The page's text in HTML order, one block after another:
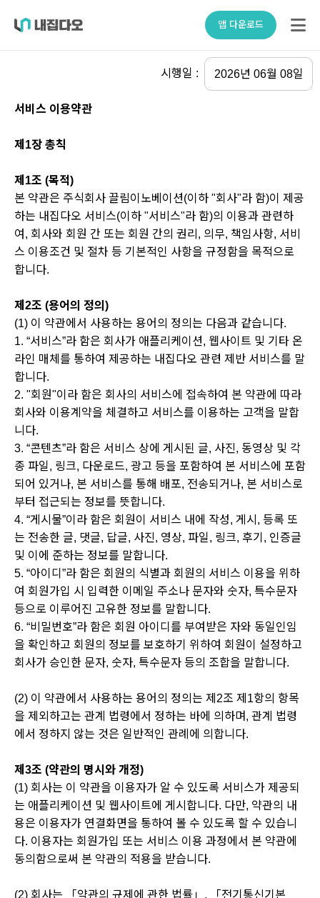
앱 다운로드
시행일 : 2026년 06월 08일
서비스 이용약관
제1장 총칙
제1조 (목적)
본 약관은 주식회사 끌림이노베이션(이하 "회사"라 함)이 제공
하는 내집다오 서비스(이하 "서비스"라 함)의 이용과 관련하
여, 회사와 회원 간 또는 회원 간의 권리, 의무, 책임사항, 서비
스 이용조건 및 절차 등 기본적인 사항을 규정함을 목적으로
합니다.
제2조 (용어의 정의)
(1) 이 약관에서 사용하는 용어의 정의는 다음과 같습니다.
1. “서비스”라 함은 회사가 애플리케이션, 웹사이트 및 기타 온
라인 매체를 통하여 제공하는 내집다오 관련 제반 서비스를 말
합니다.
2. "회원"이라 함은 회사의 서비스에 접속하여 본 약관에 따라
회사와 이용계약을 체결하고 서비스를 이용하는 고객을 말합
니다.
3. “콘텐츠”라 함은 서비스 상에 게시된 글, 사진, 동영상 및 각
종 파일, 링크, 다운로드, 광고 등을 포함하여 본 서비스에 포함
되어 있거나, 본 서비스를 통해 배포, 전송되거나, 본 서비스로
부터 접근되는 정보를 뜻합니다.
4. “게시물”이라 함은 회원이 서비스 내에 작성, 게시, 등록 또
는 전송한 글, 댓글, 답글, 사진, 영상, 파일, 링크, 후기, 인증글
및 이에 준하는 정보를 말합니다.
5. “아이디”라 함은 회원의 식별과 회원의 서비스 이용을 위하
여 회원가입 시 입력한 이메일 주소나 문자와 숫자, 특수문자
등으로 이루어진 고유한 정보를 말합니다.
6. “비밀번호”라 함은 회원 아이디를 부여받은 자와 동일인임
을 확인하고 회원의 정보를 보호하기 위하여 회원이 설정하고
회사가 승인한 문자, 숫자, 특수문자 등의 조합을 말합니다.
(2) 이 약관에서 사용하는 용어의 정의는 제2조 제1항의 항목
을 제외하고는 관계 법령에서 정하는 바에 의하며, 관계 법령
에서 정하지 않는 것은 일반적인 관례에 의합니다.
제3조 (약관의 명시와 개정)
(1) 회사는 이 약관을 이용자가 알 수 있도록 서비스가 제공되
는 애플리케이션 및 웹사이트에 게시합니다. 다만, 약관의 내
용은 이용자가 연결화면을 통하여 볼 수 있도록 할 수 있습니
다. 이용자는 회원가입 또는 서비스 이용 과정에서 본 약관에
동의함으로써 본 약관의 적용을 받습니다.
(2) 회사는 「약관의 규제에 관한 법률」, 「전기통신기본